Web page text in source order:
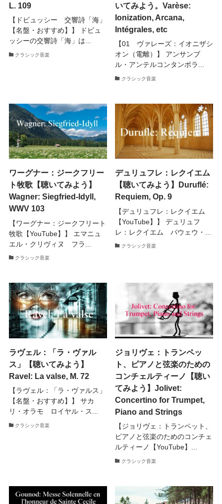
L. 109
【ドビュッシー 交響詩「海」
【名盤・おすすめ】】 ドビュ
ッシーの交響詩「海」は...
クラシック音楽
いてみよう。Varèse:
Ionization, Arcana,
Intégrales, etc
【01 ヴァレーズ：イオニザシ
オン（電離）】 アンサンブ
ル・アンテルコンタンポラ...
クラシック音楽
ワーグナー：ジークフリー
ト牧歌【聴いてみよう】
Wagner: Siegfried-Idyll,
WWV 103
【ワーグナー：ジークフリート
牧歌【YouTube】】 エマニュ
エル・クリヴィヌ フラ...
クラシック音楽
デュリュフレ：レクイエム
【聴いてみよう】Duruflé:
Requiem, Op. 9
【デュリュフレ：レクイエム
【YouTube】】 デュリュフ
レ：レクイエム パウェウ・...
クラシック音楽
ラヴェル：「ラ・ヴァル
ス」【聴いてみよう】
Ravel: La valse, M. 72
【ラヴェル：「ラ・ヴァルス」
【名盤・おすすめ】】 サカ
リ・オラモ ロイヤル・ス...
クラシック音楽
ジョリヴェ：トランペッ
ト、ピアノと弦楽のための
コンチェルティーノ【聴い
てみよう】Jolivet:
Concertino for Trumpet,
Piano and Strings
【ジョリヴェ：トランペット、
ピアノと弦楽のためのコンチェ
ルティーノ【YouTube】...
クラシック音楽